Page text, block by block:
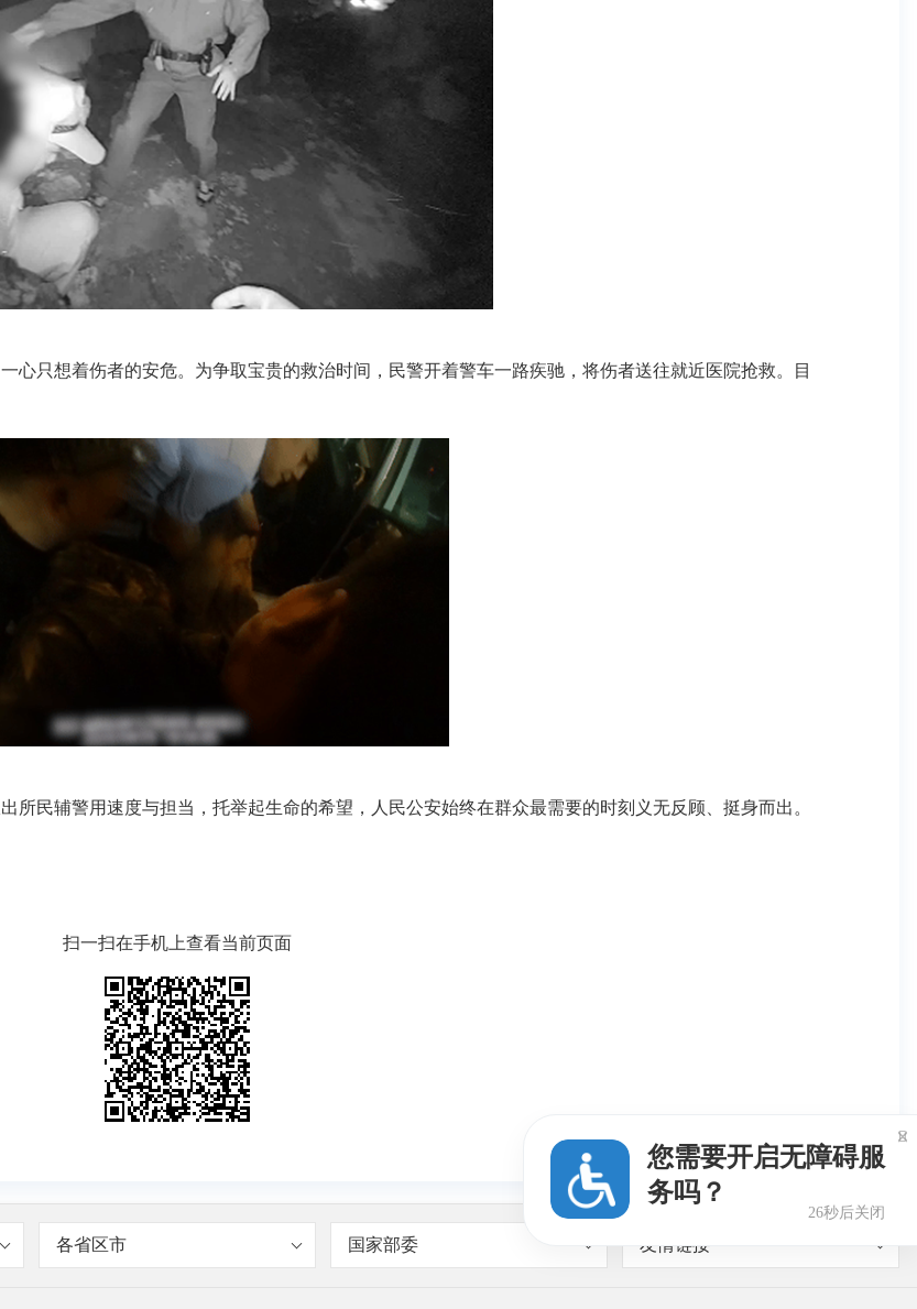
只想着伤者的安危。为争取宝贵的救治时间，民警开着警车一路疾驰，将伤者送往就近医院抢救。目
民辅警用速度与担当，托举起生命的希望，人民公安始终在群众最需要的时刻义无反顾、挺身而出。
扫一扫在手机上查看当前页面
各省区市 国家部委 友情链接
您需要开启无障碍服
务吗？
25秒后关闭
